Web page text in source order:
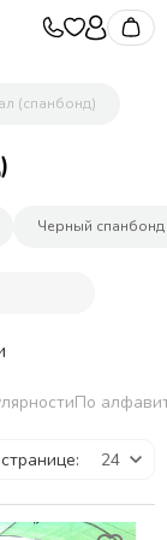
(спанбонд)
Черный спанбонд
заказ
По